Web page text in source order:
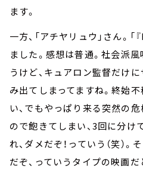
ます。
一方、「アチヤリュウ」さん。「
ました。感想は普通。社会派
うけど、キュアロン監督だけ
み出てしまってますね。終始
い、でもやっぱり来る突然の
ので飽きてしまい、3回に分け
れ、ダメだぞ！っていう（笑）
だぞ、っていうタイプの映画